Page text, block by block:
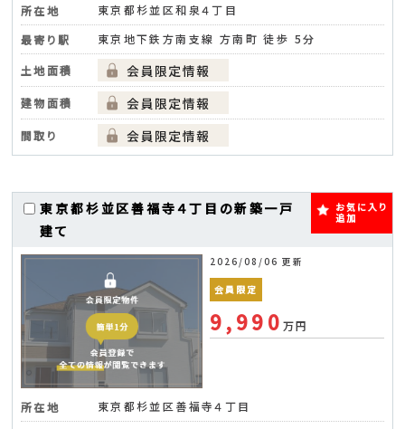
所在地
東京都杉並区和泉４丁目
最寄り駅
東京地下鉄方南支線 方南町 徒歩 5分
土地面積
建物面積
間取り
東京都杉並区善福寺４丁目の新築一戸
建て
お気に入り
追加
2026/08/06 更新
会員限定
9,990万円
所在地
東京都杉並区善福寺４丁目